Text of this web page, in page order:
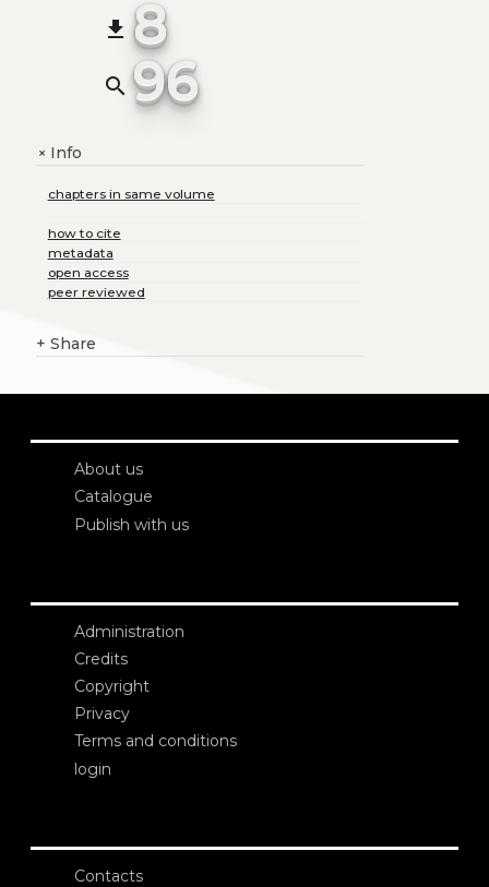
file_download 8
search 96
+Info
chapters in same volume
how to cite
metadata
open access
peer reviewed
+ Share
About us
Catalogue
Publish with us
Administration
Credits
Copyright
Privacy
Terms and conditions
login
Contacts